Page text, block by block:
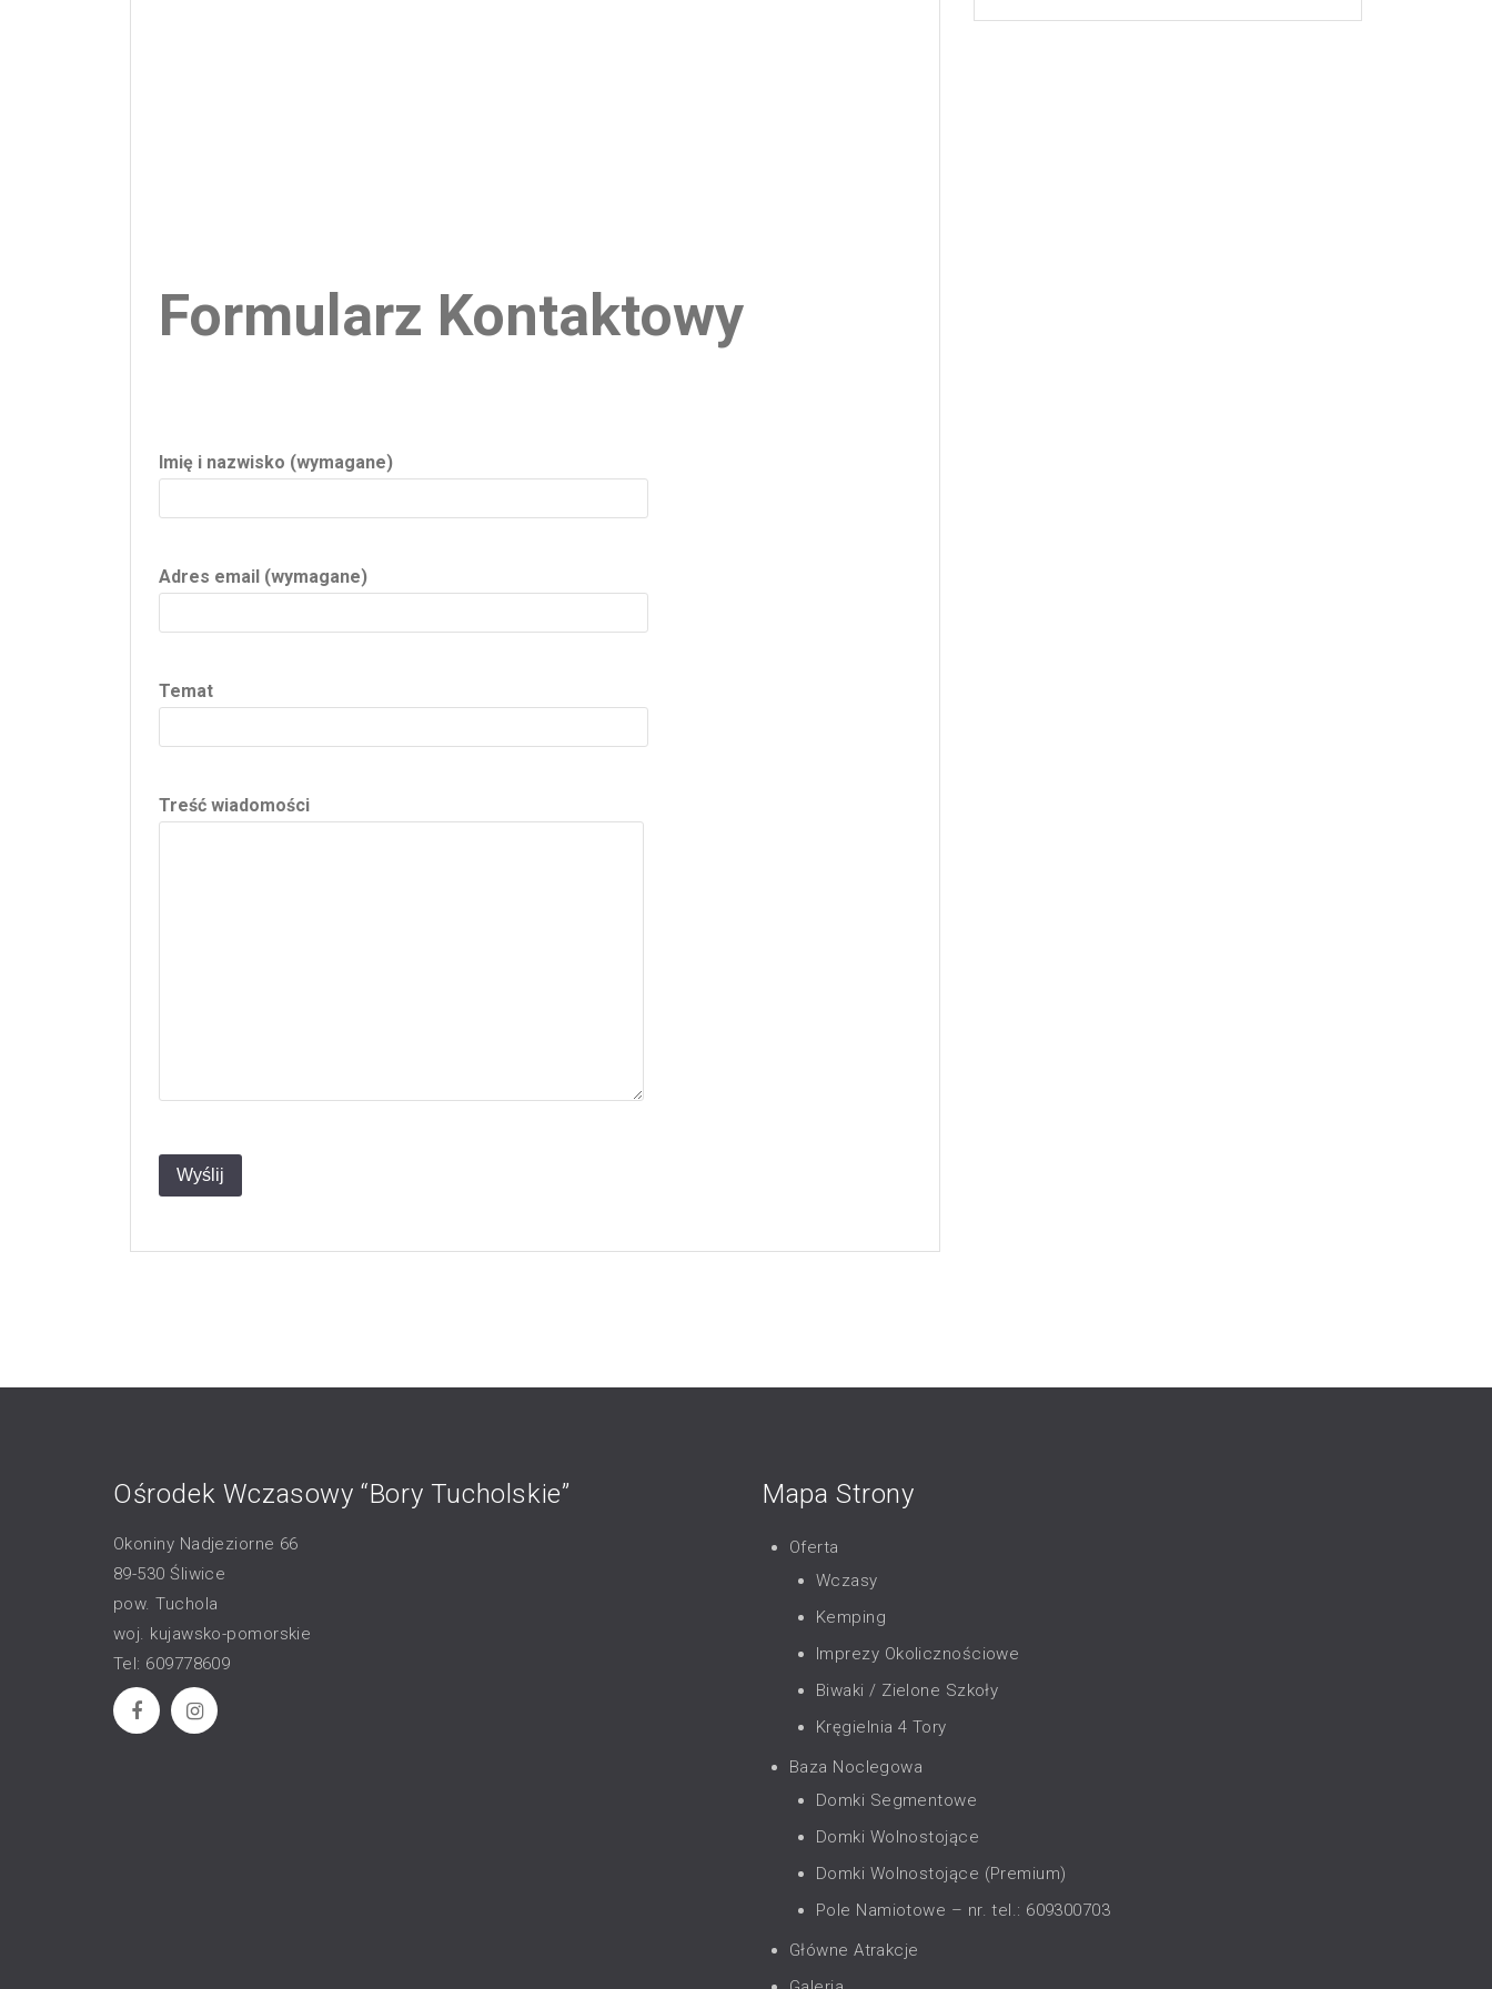
Formularz Kontaktowy
Imię i nazwisko (wymagane)
Adres email (wymagane)
Temat
Treść wiadomości
Ośrodek Wczasowy “Bory Tucholskie”
Okoniny Nadjeziorne 66
89-530 Śliwice
pow. Tuchola
woj. kujawsko-pomorskie
Tel: 609778609
Mapa Strony
Oferta
Wczasy
Kemping
Imprezy Okolicznościowe
Biwaki / Zielone Szkoły
Kręgielnia 4 Tory
Baza Noclegowa
Domki Segmentowe
Domki Wolnostojące
Domki Wolnostojące (Premium)
Pole Namiotowe – nr. tel.: 609300703
Główne Atrakcje